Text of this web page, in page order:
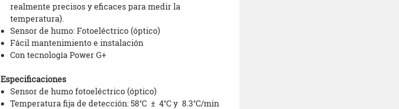
realmente precisos y eficaces para medir la
temperatura).
Sensor de humo: Fotoeléctrico (óptico)
Fácil mantenimiento e instalación
Con tecnología Power G+
Especificaciones
Sensor de humo fotoeléctrico (óptico)
Temperatura fija de detección: 58˚C ± 4˚C y 8.3˚C/min